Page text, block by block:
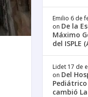
Emilio 6 de
on De la
Máximo
del ISPLE
Lidet 17 de
on Del
cambió